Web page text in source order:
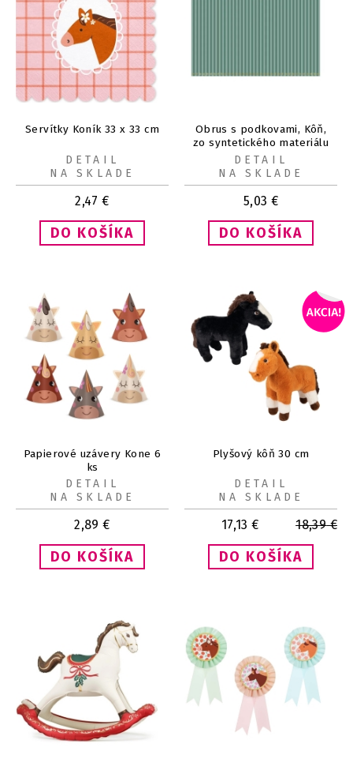
Servítky Koník 33 x 33 cm
2,47 €
DETAIL
NA SKLADE
Obrus s podkovami, Kôň,
zo syntetického materiálu
180x120 cm
5,03 €
DETAIL
NA SKLADE
Papierové uzávery Kone 6
ks
2,89 €
DETAIL
NA SKLADE
Plyšový kôň 30 cm
17,13 € 18,39€
DETAIL
NA SKLADE